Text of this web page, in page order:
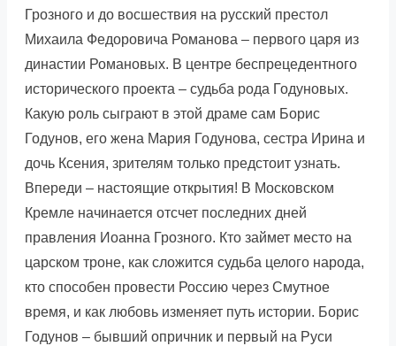
Грозного и до восшествия на русский престол
Михаила Федоровича Романова – первого царя из
династии Романовых. В центре беспрецедентного
исторического проекта – судьба рода Годуновых.
Какую роль сыграют в этой драме сам Борис
Годунов, его жена Мария Годунова, сестра Ирина и
дочь Ксения, зрителям только предстоит узнать.
Впереди – настоящие открытия! В Московском
Кремле начинается отсчет последних дней
правления Иоанна Грозного. Кто займет место на
царском троне, как сложится судьба целого народа,
кто способен провести Россию через Смутное
время, и как любовь изменяет путь истории. Борис
Годунов – бывший опричник и первый на Руси